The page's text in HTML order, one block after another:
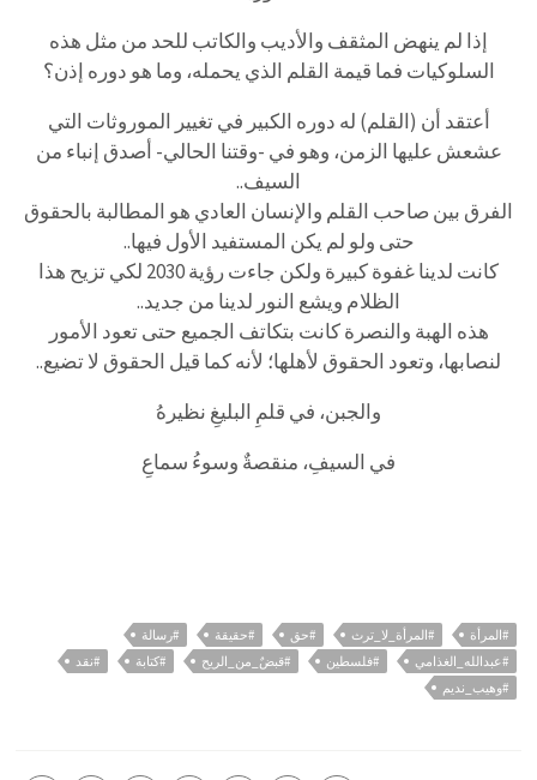
إذا لم ينهض المثقف والأديب والكاتب للحد من مثل هذه
السلوكيات فما قيمة القلم الذي يحمله، وما هو دوره إذن؟
أعتقد أن (القلم) له دوره الكبير في تغيير الموروثات التي
عشعش عليها الزمن، وهو في -وقتنا الحالي- أصدق إنباء من
السيف..
الفرق بين صاحب القلم والإنسان العادي هو المطالبة بالحقوق
حتى ولو لم يكن المستفيد الأول فيها..
كانت لدينا غفوة كبيرة ولكن جاءت رؤية 2030 لكي تزيح هذا
الظلام ويشع النور لدينا من جديد..
هذه الهبة والنصرة كانت بتكاتف الجميع حتى تعود الأمور
لنصابها، وتعود الحقوق لأهلها؛ لأنه كما قيل الحقوق لا تضيع..
والجبن، في قلمِ البليغِ نظيرهُ
في السيفِ، منقصةٌ وسوءُ سماعِ
#المرأة #المرأة_لا_ترث #حق #حقيقة
#رسالة
#عبدالله_الغذامي
#فلسطين #قبضٌ_من_الريح #كتابة
#نقد
#وهيب_نديم